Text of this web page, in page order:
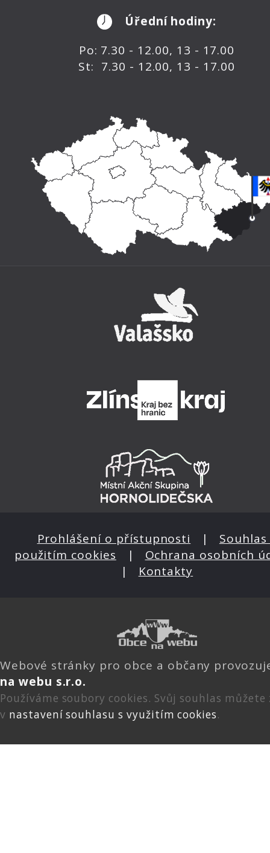
Úřední hodiny:
Po: 7.30 - 12.00, 13 - 17.00
St: 7.30 - 12.00, 13 - 17.00
Prohlášení o přístupnosti | Souhlas
použitím cookies | Ochrana osobních
| Kontakty
Webové stránky pro obce a občany
na webu s.r.o.
Používáme soubory cookies. Svůj souhlas
v nastavení souhlasu s využitím cookies.